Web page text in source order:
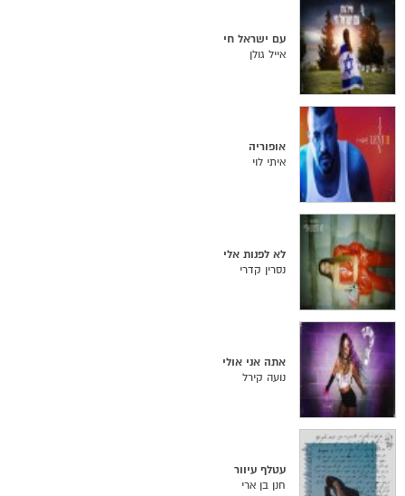
עם ישראל חי
אייל גולן
אופוריה
איתי לוי
לא לפנות אלי
נסרין קדרי
אתה אני אולי
נועה קירל
עטלף עיוור
חנן בן ארי